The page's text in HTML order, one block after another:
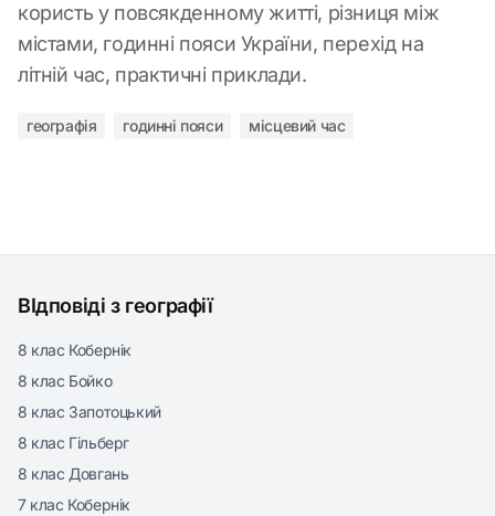
користь у повсякденному житті, різниця між
містами, годинні пояси України, перехід на
літній час, практичні приклади.
географія годинні пояси місцевий час
ВІдповіді з географії
8 клас Кобернік
8 клас Бойко
8 клас Запотоцький
8 клас Гільберг
8 клас Довгань
7 клас Кобернік